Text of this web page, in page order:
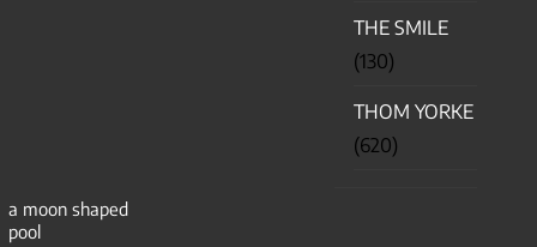
THE SMILE
(130)
THOM YORKE
(620)
a moon shaped
pool